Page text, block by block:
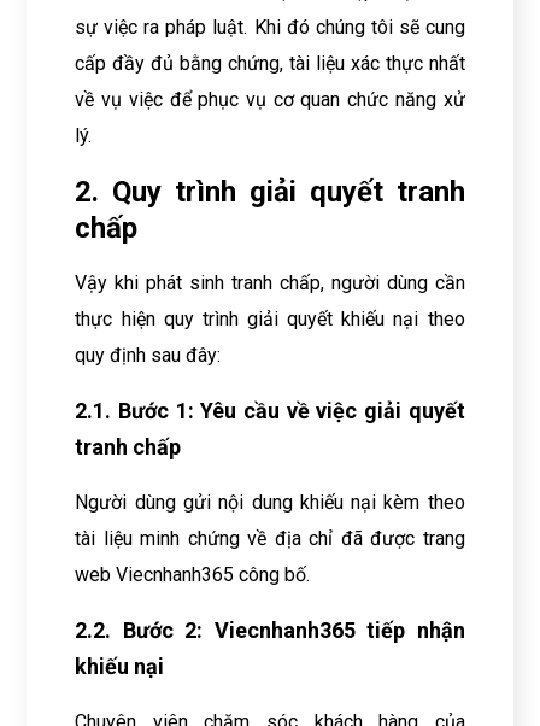
sự việc ra pháp luật. Khi đó chúng tôi sẽ cung
cấp đầy đủ bằng chứng, tài liệu xác thực nhất
về vụ việc để phục vụ cơ quan chức năng xử
lý.
2. Quy trình giải quyết tranh
chấp
Vậy khi phát sinh tranh chấp, người dùng cần
thực hiện quy trình giải quyết khiếu nại theo
quy định sau đây:
2.1. Bước 1: Yêu cầu về việc giải quyết
tranh chấp
Người dùng gửi nội dung khiếu nại kèm theo
tài liệu minh chứng về địa chỉ đã được trang
web Viecnhanh365 công bố.
2.2. Bước 2: Viecnhanh365 tiếp nhận
khiếu nại